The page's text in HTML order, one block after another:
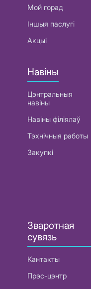
Мой горад
Іншыя паслугі
Акцыі
Навіны
Цэнтральныя
навіны
Навіны філіялаў
Тэхнічныя работы
Закупкі
Зваротная
сувязь
Кантакты
Прэс-цэнтр